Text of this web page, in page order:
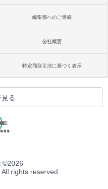
編集部へのご連絡
会社概要
特定商取引法に基づく表示
る
©2026
rights reserved.